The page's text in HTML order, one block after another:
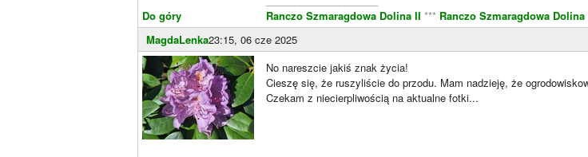
Do góry
Ranczo Szmaragdowa Dolina II *** Ranczo Szmaragdowa Dolina
MagdaLenka23:15, 06 cze 2025
No nareszcie jakiś znak życia!
Cieszę się, że ruszyliście do przodu. Mam nadzieję, że
Czekam z niecierpliwością na aktualne fotki...